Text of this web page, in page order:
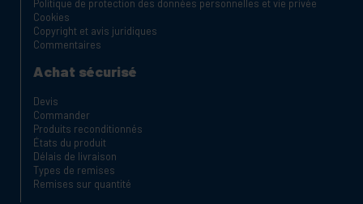
Politique de protection des données personnelles et vie privée
Cookies
Copyright et avis juridiques
Commentaires
Achat sécurisé
Devis
Commander
Produits reconditionnés
États du produit
Délais de livraison
Types de remises
Remises sur quantité